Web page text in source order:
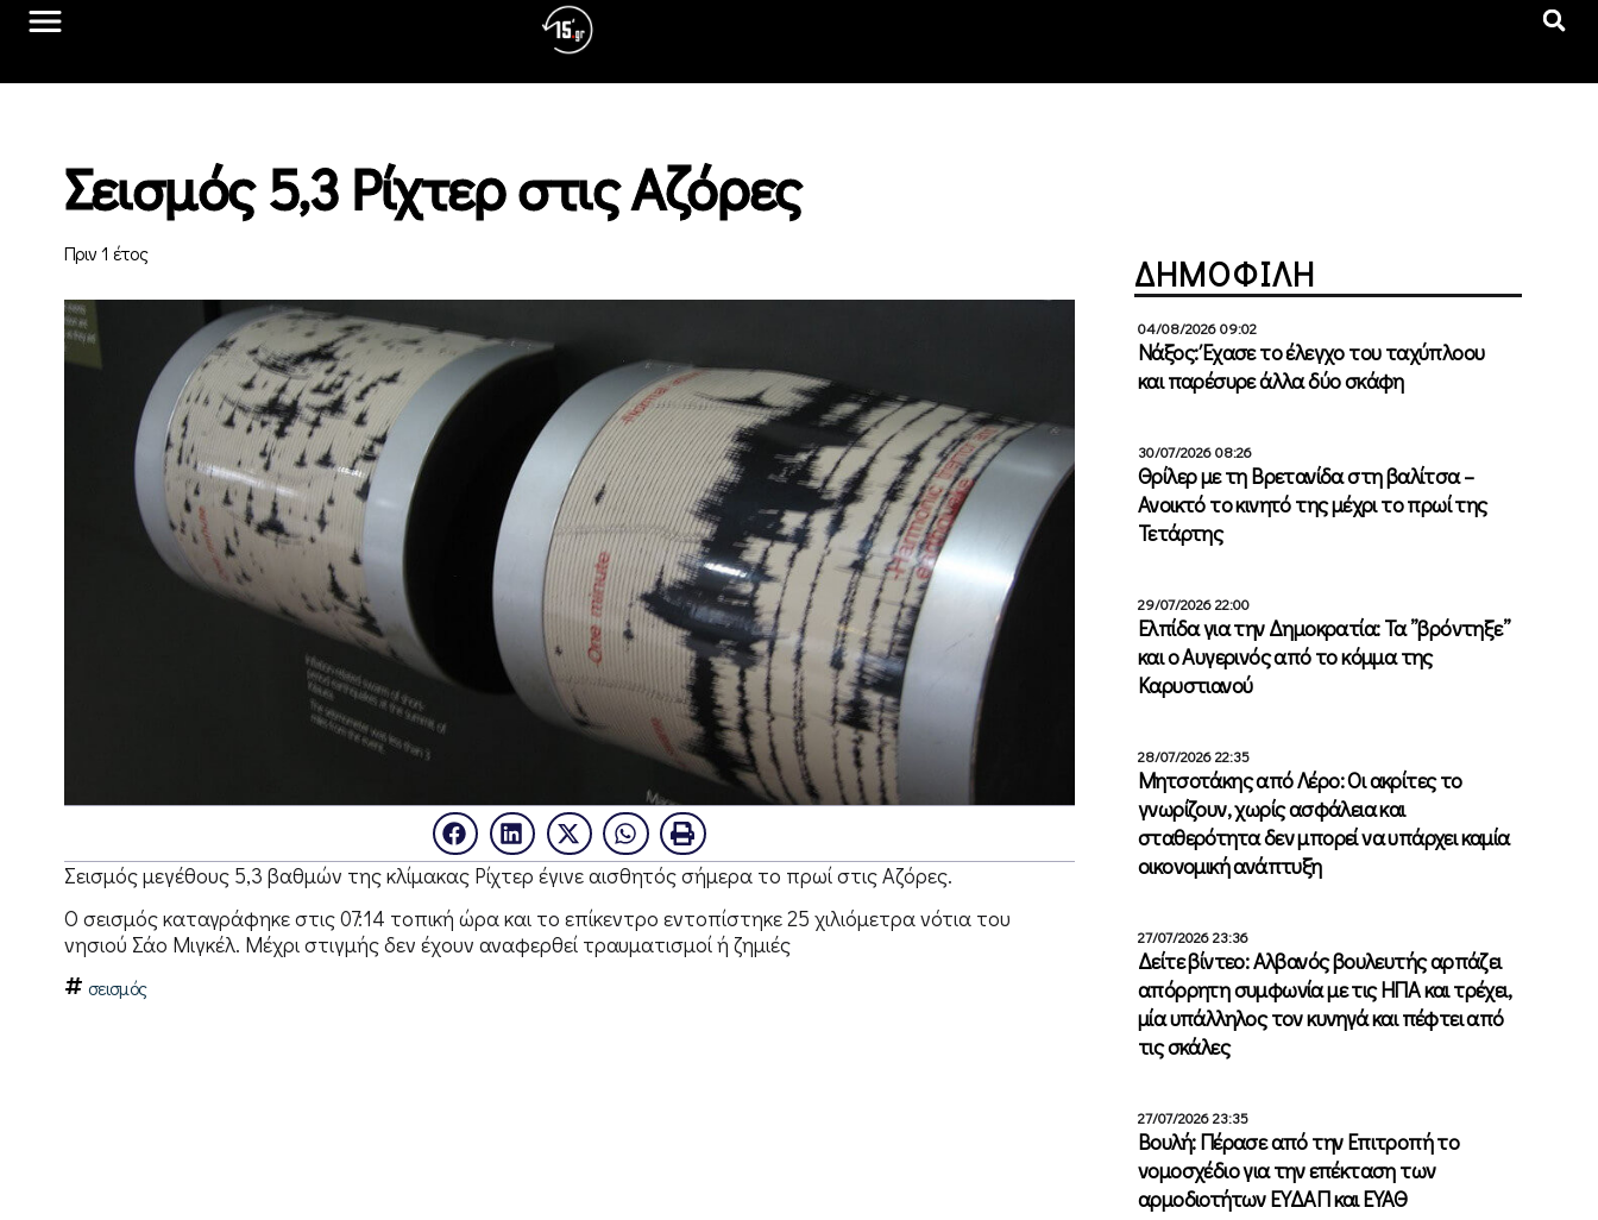
Σεισμός 5,3 Ρίχτερ στις Αζόρες
Πριν 1 έτος
Σεισμός μεγέθους 5,3 βαθμών της κλίμακας Ρίχτερ έγινε αισθητός σήμερα το πρωί στις Αζόρες.
Ο σεισμός καταγράφηκε στις 07:14 τοπική ώρα και το επίκεντρο εντοπίστηκε 25 χιλιόμετρα νότια του
νησιού Σάο Μιγκέλ. Μέχρι στιγμής δεν έχουν αναφερθεί τραυματισμοί ή ζημιές
σεισμός
ΔΗΜΟΦΙΛΗ
04/08/2026 09:02
Νάξος: Έχασε το έλεγχο του ταχύπλοου
και παρέσυρε άλλα δύο σκάφη
30/07/2026 08:26
Θρίλερ με τη Βρετανίδα στη βαλίτσα –
Ανοικτό το κινητό της μέχρι το πρωί της
Τετάρτης
29/07/2026 22:00
Ελπίδα για την Δημοκρατία: Τα ”βρόντηξε”
και ο Αυγερινός από το κόμμα της
Καρυστιανού
28/07/2026 22:35
Μητσοτάκης από Λέρο: Οι ακρίτες το
γνωρίζουν, χωρίς ασφάλεια και
σταθερότητα δεν μπορεί να υπάρχει καμία
οικονομική ανάπτυξη
27/07/2026 23:36
Δείτε βίντεο: Αλβανός βουλευτής αρπάζει
απόρρητη συμφωνία με τις ΗΠΑ και τρέχει,
μία υπάλληλος τον κυνηγά και πέφτει από
τις σκάλες
27/07/2026 23:35
Βουλή: Πέρασε από την Επιτροπή το
νομοσχέδιο για την επέκταση των
αρμοδιοτήτων ΕΥΔΑΠ και ΕΥΑΘ